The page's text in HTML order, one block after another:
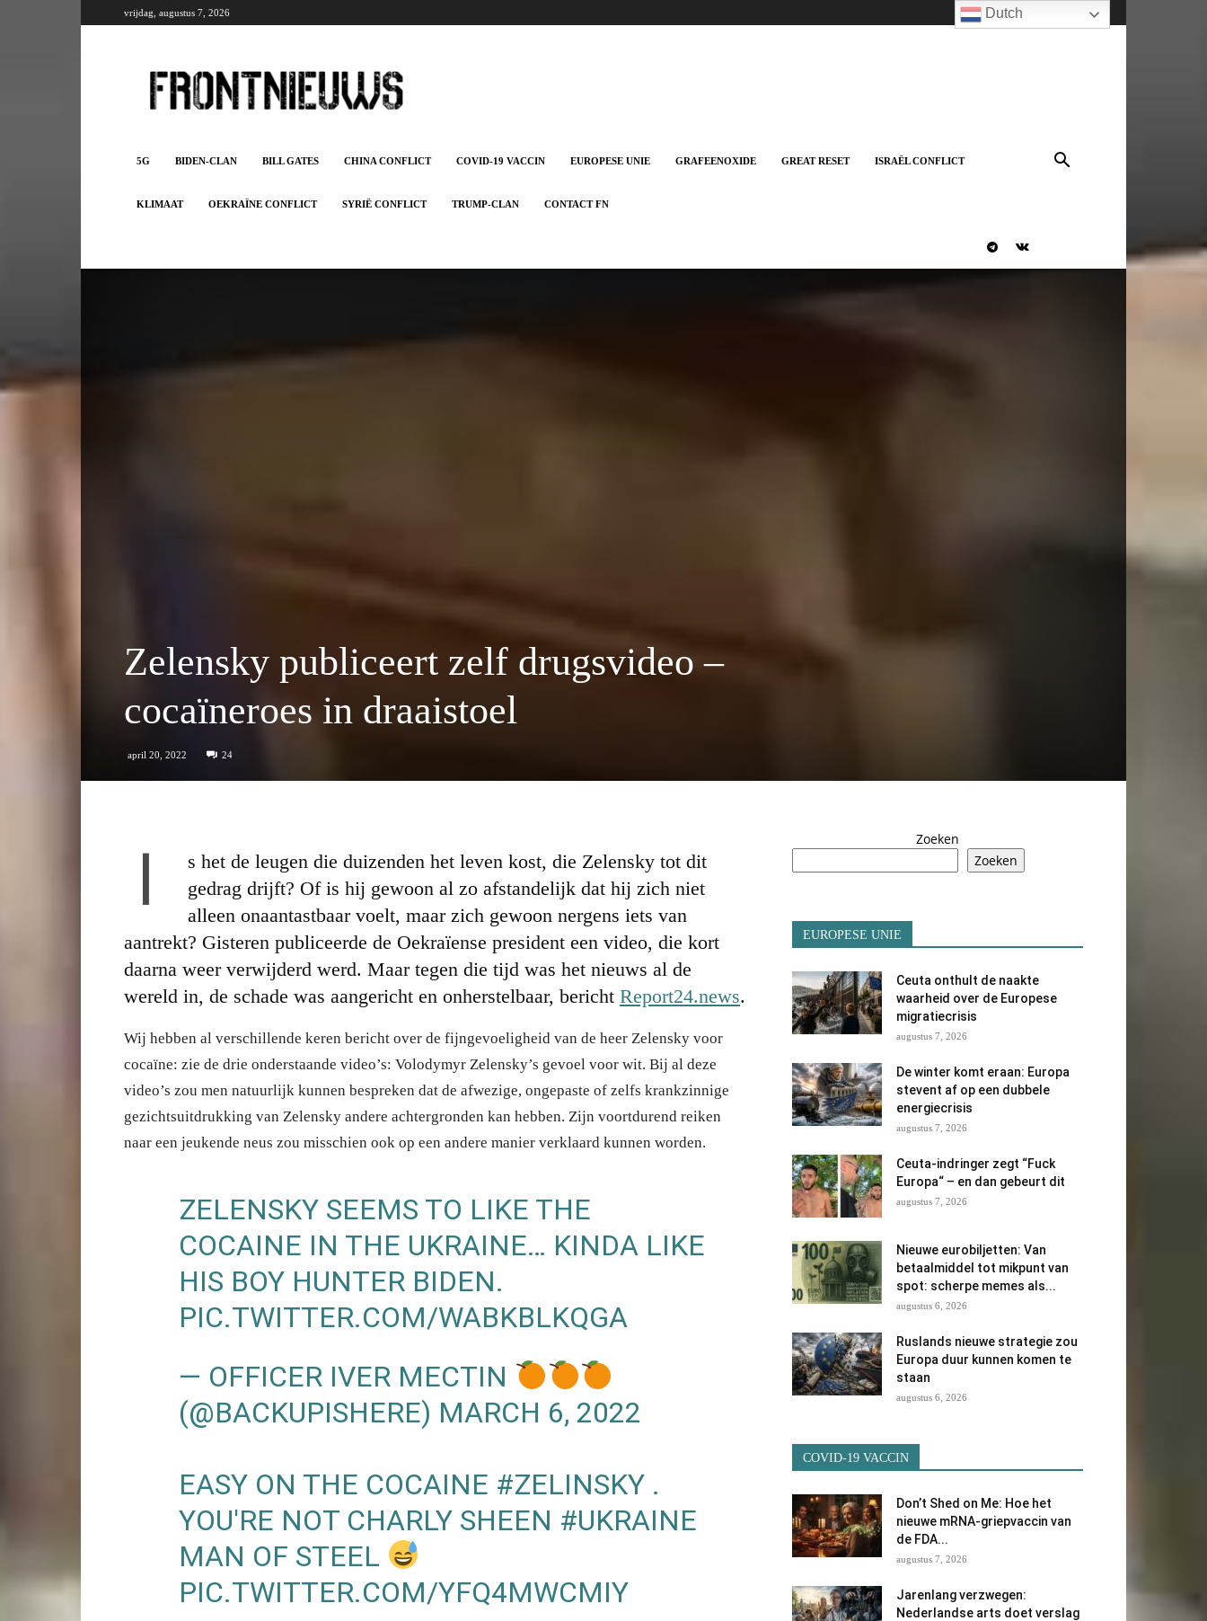
vrijdag, augustus 7, 2026
5G BIDEN-CLAN BILL GATES CHINA CONFLICT COVID-19 VACCIN EUROPESE UNIE GRAFEENOXIDE GREAT RESET ISRAËL CONFLICT
KLIMAAT OEKRAÏNE CONFLICT SYRIË CONFLICT TRUMP-CLAN CONTACT FN
Zelensky publiceert zelf drugsvideo –
cocaïneroes in draaistoel
april 20, 2022 24
I
s het de leugen die duizenden het leven kost, die Zelensky tot dit
gedrag drijft? Of is hij gewoon al zo afstandelijk dat hij zich niet
alleen onaantastbaar voelt, maar zich gewoon nergens iets van
aantrekt? Gisteren publiceerde de Oekraïense president een video, die kort
daarna weer verwijderd werd. Maar tegen die tijd was het nieuws al de
wereld in, de schade was aangericht en onherstelbaar, bericht Report24.news.
Wij hebben al verschillende keren bericht over de fijngevoeligheid van de heer Zelensky voor
cocaïne: zie de drie onderstaande video’s: Volodymyr Zelensky’s gevoel voor wit. Bij al deze
video’s zou men natuurlijk kunnen bespreken dat de afwezige, ongepaste of zelfs krankzinnige
gezichtsuitdrukking van Zelensky andere achtergronden kan hebben. Zijn voortdurend reiken
naar een jeukende neus zou misschien ook op een andere manier verklaard kunnen worden.
ZELENSKY SEEMS TO LIKE THE
COCAINE IN THE UKRAINE… KINDA LIKE
HIS BOY HUNTER BIDEN.
PIC.TWITTER.COM/WABKBLKQGA
— OFFICER IVER MECTIN
(@BACKUPISHERE) MARCH 6, 2022
EASY ON THE COCAINE #ZELINSKY .
YOU'RE NOT CHARLY SHEEN #UKRAINE
MAN OF STEEL
PIC.TWITTER.COM/YFQ4MWCMIY
Zoeken
Zoeken
EUROPESE UNIE
Ceuta onthult de naakte
waarheid over de Europese
migratiecrisis
augustus 7, 2026
De winter komt eraan: Europa
stevent af op een dubbele
energiecrisis
augustus 7, 2026
Ceuta-indringer zegt “Fuck
Europa“ – en dan gebeurt dit
augustus 7, 2026
Nieuwe eurobiljetten: Van
betaalmiddel tot mikpunt van
spot: scherpe memes als...
augustus 6, 2026
Ruslands nieuwe strategie zou
Europa duur kunnen komen te
staan
augustus 6, 2026
COVID-19 VACCIN
Don’t Shed on Me: Hoe het
nieuwe mRNA-griepvaccin van
de FDA...
augustus 7, 2026
Jarenlang verzwegen:
Nederlandse arts doet verslag
Dutch